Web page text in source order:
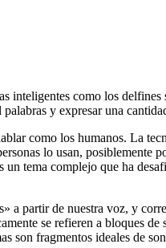
inteligentes como los
y expresar una
como los humanos. La
lo usan, posiblemente
tema complejo que ha
partir de nuestra voz, y
se refieren a bloques
fragmentos ideales de